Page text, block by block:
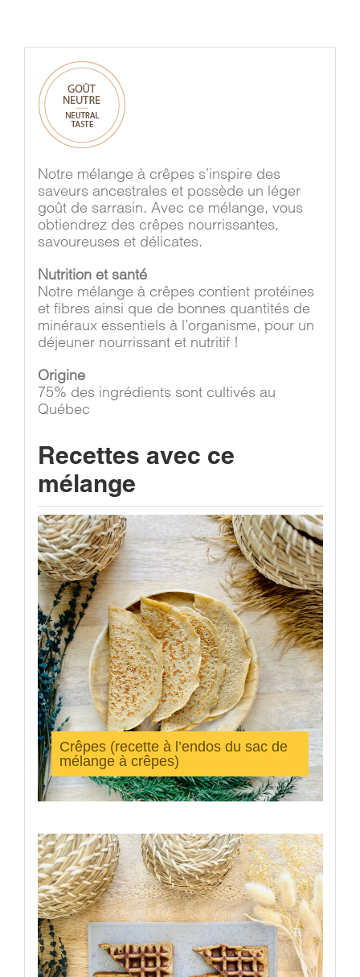
Notre mélange à crêpes s’inspire des
saveurs ancestrales et possède un léger
goût de sarrasin. Avec ce mélange, vous
obtiendrez des crêpes nourrissantes,
savoureuses et délicates.
Nutrition et santé
Notre mélange à crêpes contient protéines
et fibres ainsi que de bonnes quantités de
minéraux essentiels à l’organisme, pour un
déjeuner nourrissant et nutritif !
Origine
75% des ingrédients sont cultivés au
Québec
Recettes avec ce
mélange
Crêpes (recette à l’endos du sac de
mélange à crêpes)